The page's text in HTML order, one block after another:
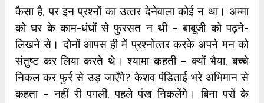
कैसा है, पर इन प्रश्‍नों का उत्‍तर देनेवाला कोई न था। अम्मा
को घर के काम-धंधों से फुरसत न थी – बाबूजी को पढ़ने-
लिखने से। दोनों आपस ही में प्रश्‍नोत्‍तर करके अपने मन को
संतुष्‍ट कर लिया करते थे। श्‍यामा कहती – क्‍यों भैया, बच्‍चे
निकल कर फुर्र से उड़ जाएँगे? केशव पंडिताई भरे अभिमान से
कहता – नहीं री पगली, पहले पंख निकलेंगे। बिना परों के